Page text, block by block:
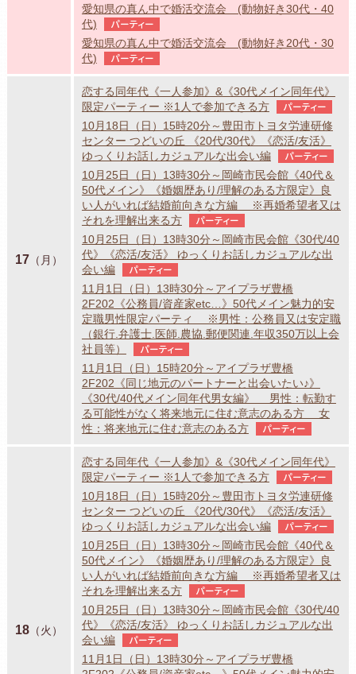
愛知県の真ん中で婚活交流会 (動物好き30代・40
代)
パーティー
愛知県の真ん中で婚活交流会 (動物好き20代・30
代)
パーティー
17（月）
恋する同年代《一人参加》&《30代メイン同年代》
限定パーティー ※1人で参加できる方
パーティー
10月18日（日）15時20分～豊田市トヨタ労連研修
センター つどいの丘 《20代/30代》《恋活/友活》
ゆっくりお話しカジュアルな出会い編
パーティー
10月25日（日）13時30分～岡崎市民会館《40代＆
50代メイン》《婚姻歴あり/理解のある方限定》良
い人がいれば結婚前向きな方編 ※再婚希望者又は
それを理解出来る方
パーティー
10月25日（日）13時30分～岡崎市民会館《30代/40
代》《恋活/友活》 ゆっくりお話しカジュアルな出
会い編
パーティー
11月1日（日）13時30分～アイプラザ豊橋
2F202《公務員/資産家etc…》50代メイン魅力的安
定職男性限定パーティ ※男性：公務員又は安定職
（銀行.弁護士.医師.農協.郵便関連.年収350万以上会
社員等）
パーティー
11月1日（日）15時20分～アイプラザ豊橋
2F202《同じ地元のパートナーと出会いたい♪》
《30代/40代メイン同年代男女編》 男性：転勤す
る可能性がなく将来地元に住む意志のある方 女
性：将来地元に住む意志のある方
パーティー
18（火）
恋する同年代《一人参加》&《30代メイン同年代》
限定パーティー ※1人で参加できる方
パーティー
10月18日（日）15時20分～豊田市トヨタ労連研修
センター つどいの丘 《20代/30代》《恋活/友活》
ゆっくりお話しカジュアルな出会い編
パーティー
10月25日（日）13時30分～岡崎市民会館《40代＆
50代メイン》《婚姻歴あり/理解のある方限定》良
い人がいれば結婚前向きな方編 ※再婚希望者又は
それを理解出来る方
パーティー
10月25日（日）13時30分～岡崎市民会館《30代/40
代》《恋活/友活》 ゆっくりお話しカジュアルな出
会い編
パーティー
11月1日（日）13時30分～アイプラザ豊橋